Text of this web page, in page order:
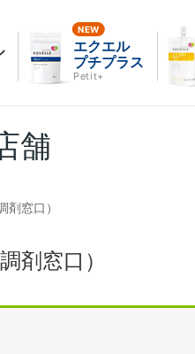
エクエル
プチプラス
Petit+
舗
窓口）
剤窓口）